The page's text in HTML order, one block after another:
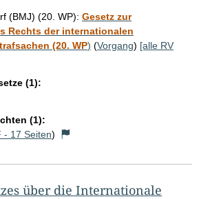
(BMJ) (20. WP): Gesetz zur
Rechts der internationalen
(20. WP) (Vorgang) [alle RV
(1):
(1):
- 17 Seiten)
über die Internationale